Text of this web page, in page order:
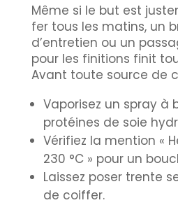
Même si le but est
fer tous les matins, un
d’entretien ou un
pour les finitions finit
Avant toute source de
Vaporisez un spray à
protéines de soie
Vérifiez la mention «
230 °C » pour un
Laissez poser trente
de coiffer.